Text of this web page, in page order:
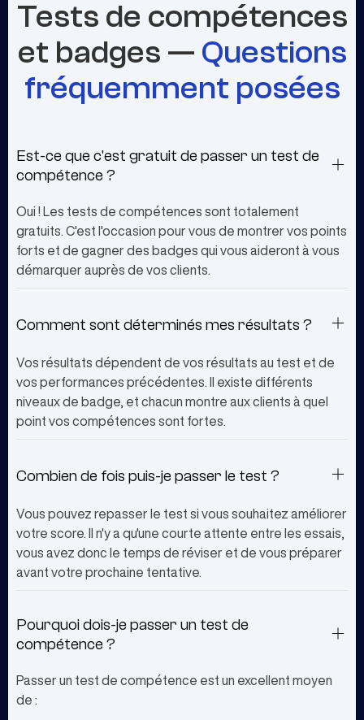
Tests de compétences
et badges — Questions
fréquemment posées
Est-ce que c'est gratuit de passer un test de
compétence ?
Oui ! Les tests de compétences sont totalement
gratuits. C'est l'occasion pour vous de montrer vos points
forts et de gagner des badges qui vous aideront à vous
démarquer auprès de vos clients.
Comment sont déterminés mes résultats ?
Vos résultats dépendent de vos résultats au test et de
vos performances précédentes. Il existe différents
niveaux de badge, et chacun montre aux clients à quel
point vos compétences sont fortes.
Combien de fois puis-je passer le test ?
Vous pouvez repasser le test si vous souhaitez améliorer
votre score. Il n'y a qu'une courte attente entre les essais,
vous avez donc le temps de réviser et de vous préparer
avant votre prochaine tentative.
Pourquoi dois-je passer un test de
compétence ?
Passer un test de compétence est un excellent moyen
de :